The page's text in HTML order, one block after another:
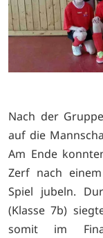
Nach der
auf die
Am Ende
Zerf nach
Spiel jubeln.
(Klasse 7b)
somit im